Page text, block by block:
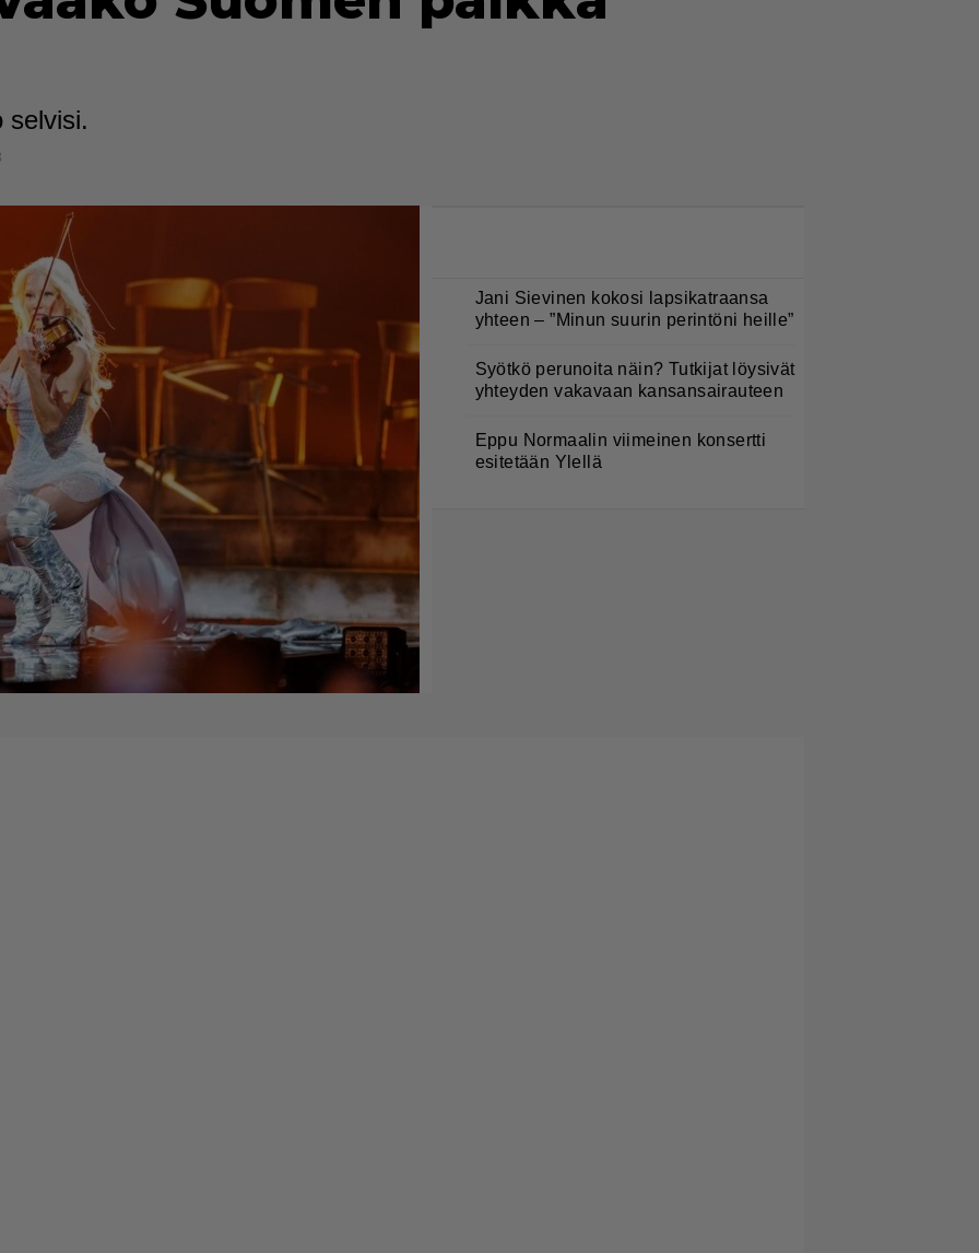
selvisi.
Jani Sievinen kokosi lapsikatraansa
yhteen – ”Minun suurin perintöni heille”
Syötkö perunoita näin? Tutkijat löysivät
yhteyden vakavaan kansansairauteen
Eppu Normaalin viimeinen konsertti
esitetään Ylellä